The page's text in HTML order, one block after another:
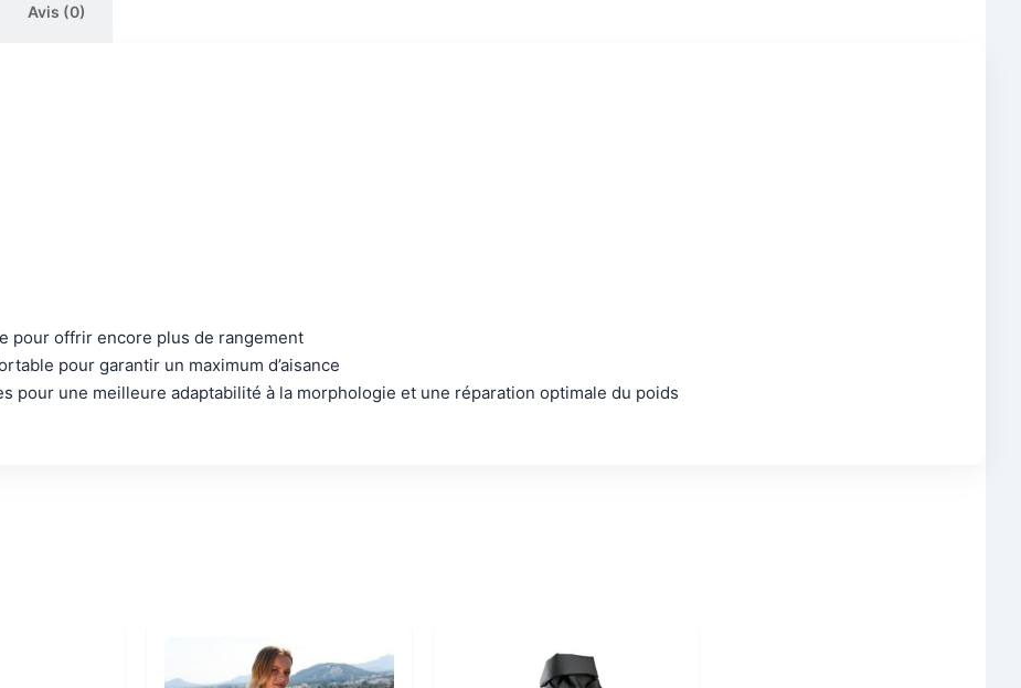
Avis (0)
pour offrir encore plus de rangement
pour garantir un maximum d’aisance
pour une meilleure adaptabilité à la morphologie et une réparation optimale du poids